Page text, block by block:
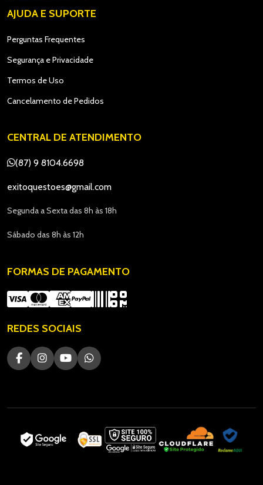
AJUDA E SUPORTE
Perguntas Frequentes
Segurança e Privacidade
Termos de Uso
Cancelamento de Pedidos
CENTRAL DE ATENDIMENTO
(87) 9 8104.6698
exitoquestoes@gmail.com
Segunda a Sexta das 8h às 18h
Sábado das 8h às 12h
FORMAS DE PAGAMENTO
REDES SOCIAIS